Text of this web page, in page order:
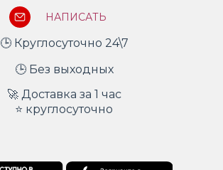
НАПИСАТЬ
🕒 Круглосуточно 24\7
🕒 Без выходных
🚀 Доставка за 1 час
⭐ круглосуточно